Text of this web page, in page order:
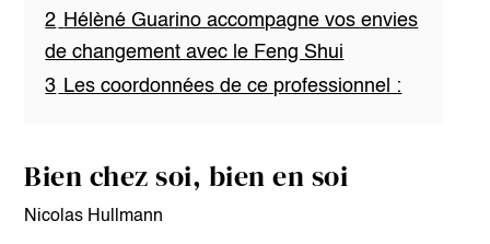
2 Hélèné Guarino accompagne vos envies
de changement avec le Feng Shui
3 Les coordonnées de ce professionnel :
Bien chez soi, bien en soi
Nicolas Hullmann